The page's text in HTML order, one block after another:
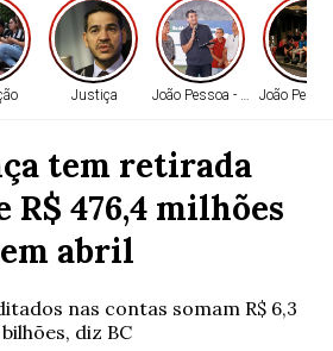
Justiça João Pessoa - PB João
tem retirada
476,4 milhões
em abril
nas contas somam R$ 6,3
bilhões, diz BC